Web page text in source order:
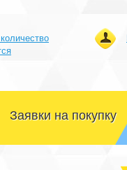
Заявки на покупку